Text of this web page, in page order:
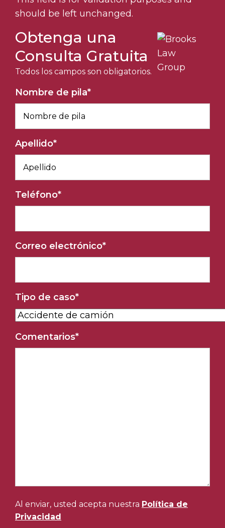
should be left unchanged.
Obtenga una
Consulta Gratuita
Todos los campos son obligatorios.
Nombre de pila*
Apellido*
Teléfono*
Correo electrónico*
Tipo de caso*
Comentarios*
Al enviar, usted acepta nuestra Política de
Privacidad